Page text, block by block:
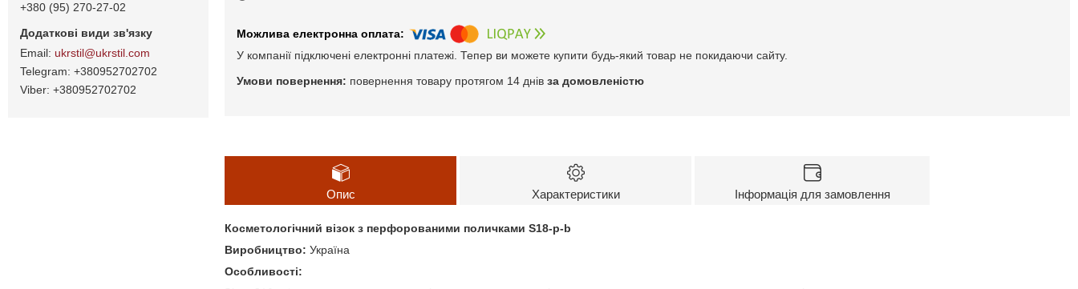
У компанії підключені електронні платежі. Тепер ви можете купити будь-який товар не покидаючи сайту.
повернення товару протягом 14 днів за домовленістю
Опис Характеристики Інформація для замовлення
Косметологічний візок з перфорованими поличками S18-p-b
Виробництво: Україна
Особливості:
+380 (95) 270-27-02
ukrstil@ukrstil.com
+380952702702
+380952702702